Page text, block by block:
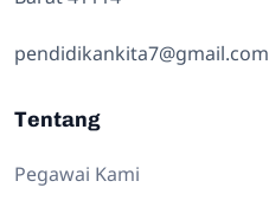
pendidikankita7@gmail.com
Tentang
Pegawai Kami